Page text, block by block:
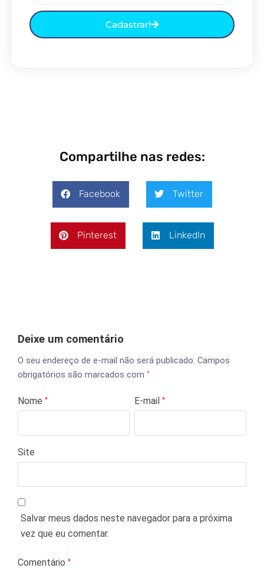
Cadastrar!
Compartilhe nas redes:
Facebook Twitter
Pinterest LinkedIn
Deixe um comentário
O seu endereço de e-mail não será publicado. Campos
obrigatórios são marcados com *
Nome * E-mail *
Site
Salvar meus dados neste navegador para a próxima
vez que eu comentar.
Comentário *